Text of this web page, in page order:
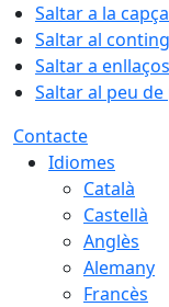
Saltar a la
Saltar al
Saltar a enllaços
Saltar al peu de
Contacte
Idiomes
Català
Castellà
Anglès
Alemany
Francès